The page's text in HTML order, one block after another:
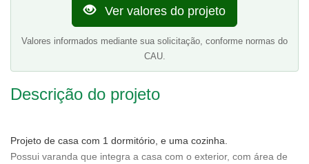
Ver valores do projeto
Valores informados mediante sua solicitação, conforme normas do
CAU.
Descrição do projeto
Projeto de casa com 1 dormitório, e uma cozinha.
Possui varanda que integra a casa com o exterior, com área de